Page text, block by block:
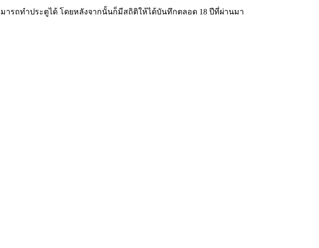
ารถทำประตูได้ โดยหลังจากนั้นก็มีสถิติให้ได้บันทึกตลอด 18 ปีที่ผ่านมา